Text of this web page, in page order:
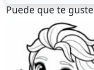
Puede que te guste